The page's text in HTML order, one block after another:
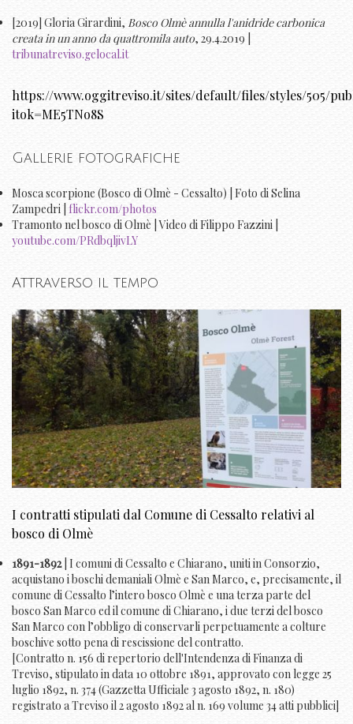
[2019] Gloria Girardini, Bosco Olmè annulla l'anidride carbonica
creata in un anno da quattromila auto, 29.4.2019 |
tribunatreviso.gelocal.it
https://www.oggitreviso.it/sites/default/files/styles/505/
itok=ME5TNo8S
Gallerie fotografiche
Mosca scorpione (Bosco di Olmè - Cessalto) | Foto di Selina
Zampedri | flickr.com/photos
Tramonto nel bosco di Olmè | Video di Filippo Fazzini |
youtube.com/PRdbqljivLY
Attraverso il tempo
I contratti stipulati dal Comune di Cessalto relativi al
bosco di Olmè
1891-1892| I comuni di Cessalto e Chiarano, uniti in Consorzio,
acquistano i boschi demaniali Olmè e San Marco, e, precisamente, il
comune di Cessalto l’intero bosco Olmè e una terza parte del
bosco San Marco ed il comune di Chiarano, i due terzi del bosco
San Marco con l’obbligo di conservarli perpetuamente a colture
boschive sotto pena di rescissione del contratto.
[Contratto n. 156 di repertorio dell'Intendenza di Finanza di
Treviso, stipulato in data 10 ottobre 1891, approvato con legge 25
luglio 1892, n. 374 (Gazzetta Ufficiale 3 agosto 1892, n. 180)
registrato a Treviso il 2 agosto 1892 al n. 169 volume 34 atti pubblici]